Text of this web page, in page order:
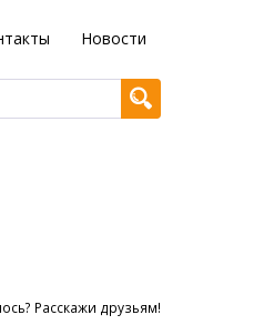
Новости
Расскажи друзьям!